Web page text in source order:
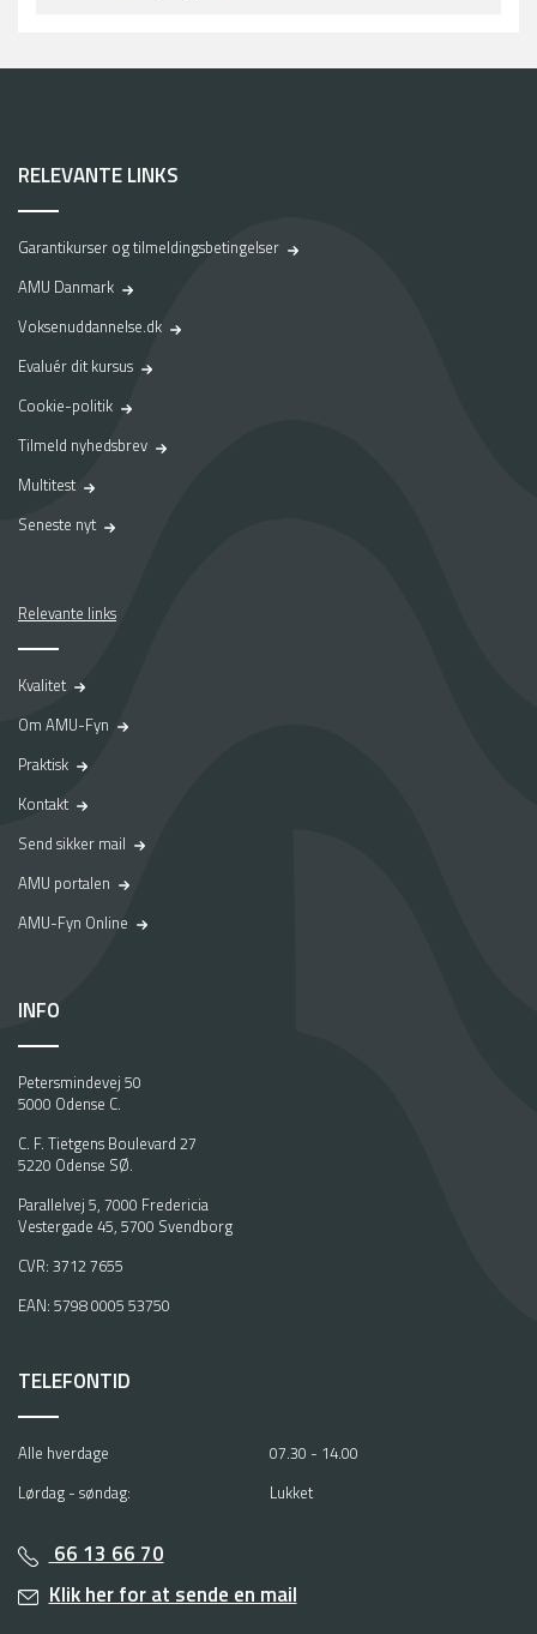
RELEVANTE LINKS
Garantikurser og tilmeldingsbetingelser
AMU Danmark
Voksenuddannelse.dk
Evaluér dit kursus
Cookie-politik
Tilmeld nyhedsbrev
Multitest
Seneste nyt
Relevante links
Kvalitet
Om AMU-Fyn
Praktisk
Kontakt
Send sikker mail
AMU portalen
AMU-Fyn Online
INFO
Petersmindevej 50
5000 Odense C.
C. F. Tietgens Boulevard 27
5220 Odense SØ.
Parallelvej 5, 7000 Fredericia
Vestergade 45, 5700 Svendborg
CVR: 3712 7655
EAN: 5798 0005 53750
TELEFONTID
Alle hverdage
07.30 - 14.00
Lørdag - søndag:
Lukket
66 13 66 70
Klik her for at sende en mail